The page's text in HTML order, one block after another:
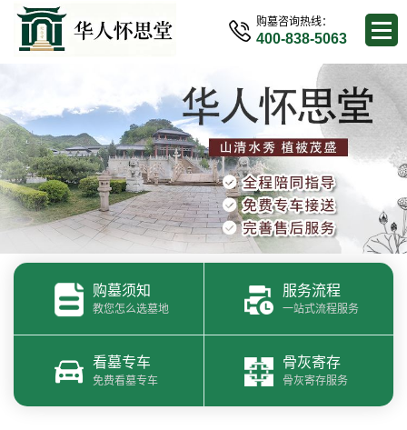
购墓咨询热线：
400-838-5063
购墓须知
教您怎么选墓地
服务流程
一站式流程服务
看墓专车
免费看墓专车
骨灰寄存
骨灰寄存服务